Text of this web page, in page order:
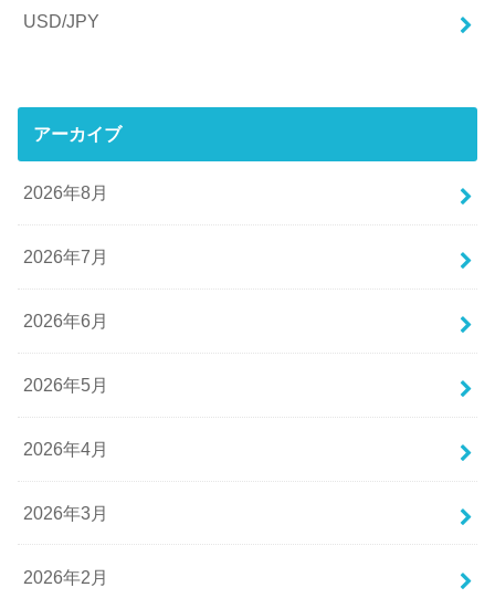
USD/JPY
アーカイブ
2026年8月
2026年7月
2026年6月
2026年5月
2026年4月
2026年3月
2026年2月